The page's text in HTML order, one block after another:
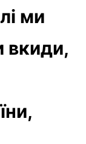
ми
вкиди,